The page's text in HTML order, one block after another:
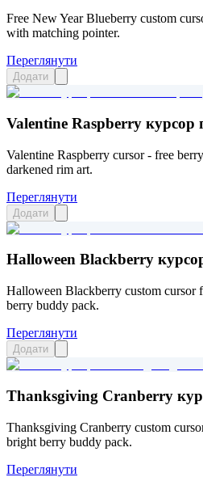
Free New Year Blueberry custom
with matching pointer.
Переглянути
Додати
Valentine Raspberry курсор
Valentine Raspberry cursor - free
darkened rim art.
Переглянути
Додати
Halloween Blackberry
Halloween Blackberry custom cursor
berry buddy pack.
Переглянути
Додати
Thanksgiving Cranberry
Thanksgiving Cranberry custom
bright berry buddy pack.
Переглянути